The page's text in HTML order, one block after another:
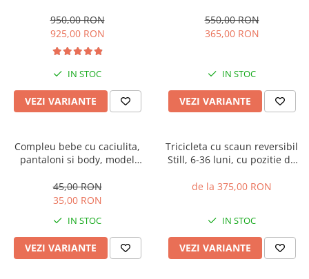
Manusi de iarna, Roti
antieroziune off-road, Husa
de ploaie si insecte
950,00 RON
925,00 RON
IN STOC
VEZI VARIANTE
muzica, Jazz
550,00 RON
365,00 RON
IN STOC
VEZI VARIANTE
Compleu bebe cu caciulita,
pantaloni si body, model
45,00 RON
35,00 RON
IN STOC
VEZI VARIANTE
Tricicleta cu scaun reversibil
Still, 6-36 luni, cu pozitie de
plina
de la 375,00 RON
IN STOC
VEZI VARIANTE